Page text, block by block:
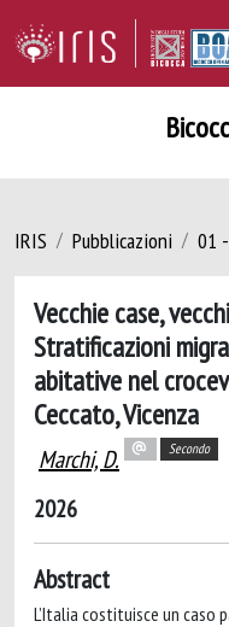
IRIS Pubblicazioni 01
Vecchie case,
Stratificazioni
abitative nel
Ceccato, Vicenza
Marchi, D. Secondo
2026
Abstract
L’Italia costituisce un caso